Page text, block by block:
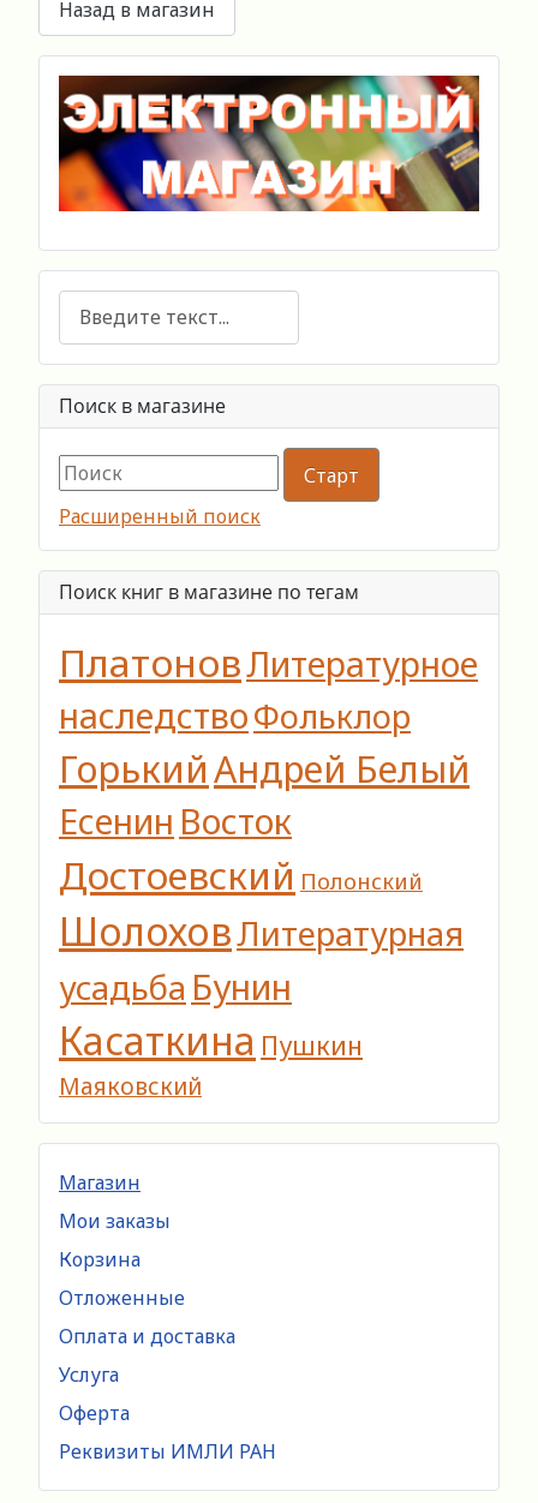
Поиск
Поиск в магазине
Расширенный поиск
Поиск книг в магазине по тегам
ПлатоновЛитературное
наследствоФольклор
ГорькийАндрей Белый
Есенин Восток
Достоевский Полонский
ШолоховЛитературная
усадьба Бунин
Касаткина Пушкин
Маяковский
Магазин
Мои заказы
Корзина
Отложенные
Оплата и доставка
Услуга
Оферта
Реквизиты ИМЛИ РАН